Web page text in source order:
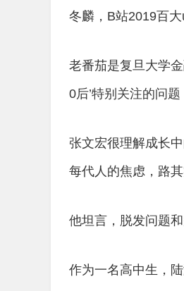
冬麟，B站2019百大
老番茄是复旦大学
0后’特别关注的问
张文宏很理解成长
每代人的焦虑，路
他坦言，脱发问题
作为一名高中生，